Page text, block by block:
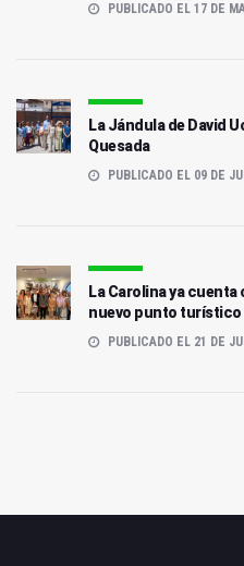
PUBLICADO EL 17 DE
La Jándula de David
Quesada
PUBLICADO EL 09 DE
La Carolina ya
nuevo punto turístico
PUBLICADO EL 21 DE